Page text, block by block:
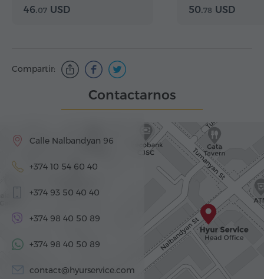
46.07 USD 50.78 USD
Compartir:
Contactarnos
Calle Nalbandyan 96
+374 10 54 60 40
+374 93 50 40 40
+374 98 40 50 89
+374 98 40 50 89
contact@hyurservice.com